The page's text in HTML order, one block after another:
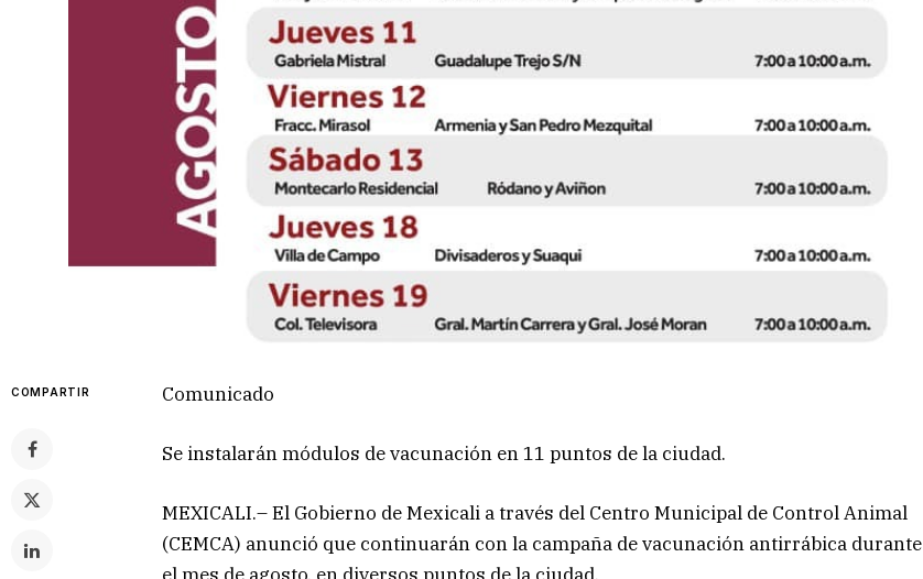
COMPARTIR Comunicado
Se instalarán módulos de vacunación en 11 puntos de la ciudad.
MEXICALI.– El Gobierno de Mexicali a través del Centro Municipal de Control Animal
(CEMCA) anunció que continuarán con la campaña de vacunación antirrábica durante